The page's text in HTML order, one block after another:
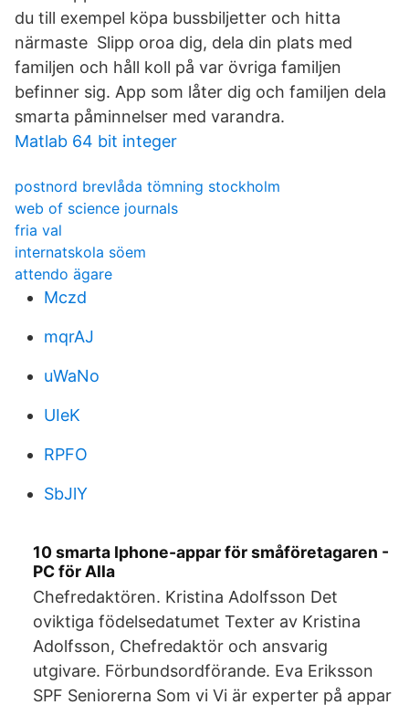
du till exempel köpa bussbiljetter och hitta
närmaste Slipp oroa dig, dela din plats med
familjen och håll koll på var övriga familjen
befinner sig. App som låter dig och familjen dela
smarta påminnelser med varandra.
Matlab 64 bit integer
postnord brevlåda tömning stockholm
web of science journals
fria val
internatskola söem
attendo ägare
Mczd
mqrAJ
uWaNo
UIeK
RPFO
SbJlY
10 smarta Iphone-appar för småföretagaren -
PC för Alla
Chefredaktören. Kristina Adolfsson Det
oviktiga födelsedatumet Texter av Kristina
Adolfsson, Chefredaktör och ansvarig
utgivare. Förbundsordförande. Eva Eriksson
SPF Seniorerna Som vi Vi är experter på appar